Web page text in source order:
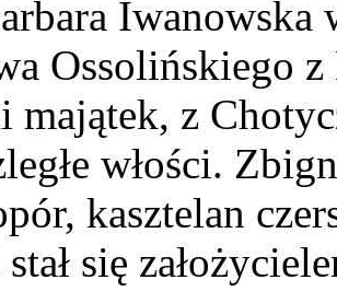
Iwanowska
Ossolińskiego
majątek, z
włości.
kasztelan
się